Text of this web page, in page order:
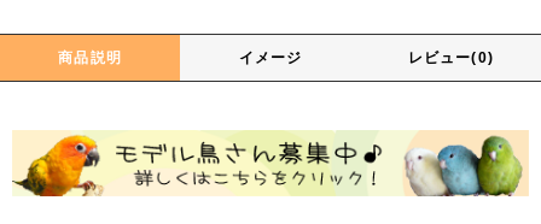
商品説明 イメージ レビュー(0)